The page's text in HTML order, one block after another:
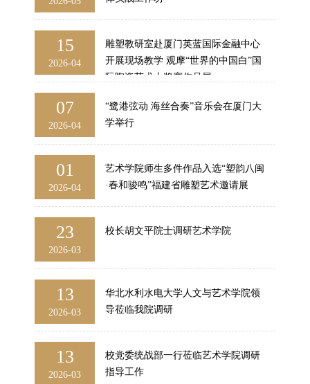
15
2026-04
雕塑教研室赴厦门英蓝国际金融中心
开展现场教学 观摩“世界的中国白”国
际陶瓷艺术大奖赛作品展
07
2026-04
“鹭港弦动 海丝合奏”音乐会在厦门大
学举行
01
2026-04
艺术学院师生多件作品入选“塑韵八闽
·春和骏鸣”福建省雕塑艺术邀请展
23
2026-03
校长胡文平院士调研艺术学院
13
2026-03
华北水利水电大学人文与艺术学院领
导莅临我院调研
13
2026-03
校党委统战部一行莅临艺术学院调研
指导工作​